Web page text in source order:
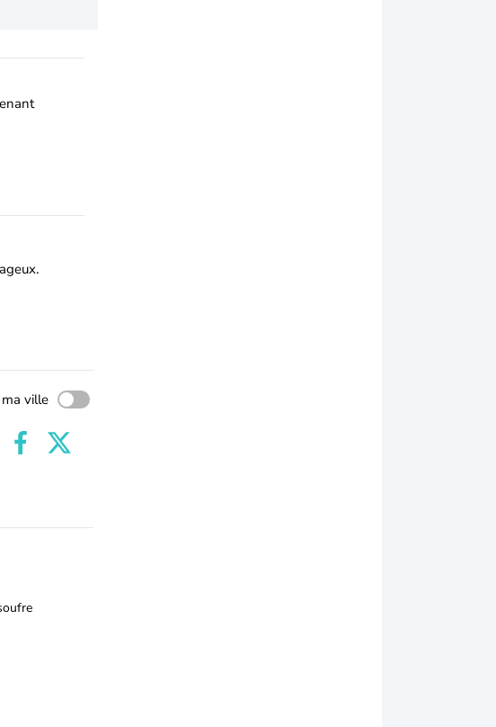
ville